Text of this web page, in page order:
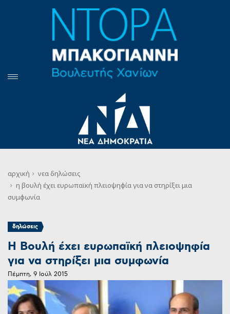
αρχική νεα δηλώσεις
η βουλή έχει ευρωπαϊκή πλειοψηφία για να στηρίξει μια
συμφωνία
δηλώσεις
Η Βουλή έχει ευρωπαϊκή πλειοψηφία
για να στηρίξει μια συμφωνία
Πέμπτη, 9 Ιούλ 2015